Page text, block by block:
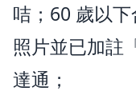
咭；60 歲以
照片並已加註
達通；